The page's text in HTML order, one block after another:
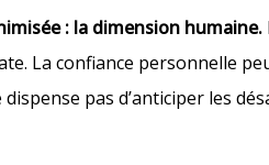
: la dimension humaine.
La confiance personnelle
pas d’anticiper les